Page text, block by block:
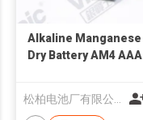
Alkaline Manganese
Dry Battery AM4 AAA